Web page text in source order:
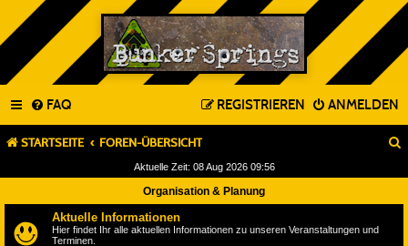
FAQ ANMELDEN
REGISTRIEREN
STARTSEITE FOREN-ÜBERSICHT
Aktuelle Zeit: 08 Aug 2026 09:56
Organisation & Planung
Aktuelle Informationen
Hier findet Ihr alle aktuellen Informationen zu unseren Veranstaltungen und
Terminen.